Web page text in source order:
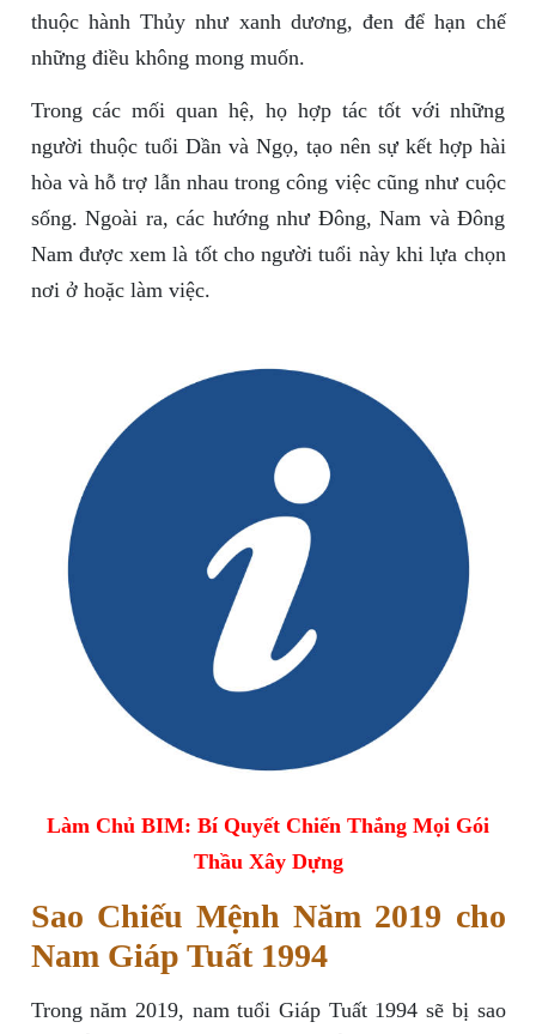
thuộc hành Thủy như xanh dương, đen để hạn chế
những điều không mong muốn.
Trong các mối quan hệ, họ hợp tác tốt với những
người thuộc tuổi Dần và Ngọ, tạo nên sự kết hợp hài
hòa và hỗ trợ lẫn nhau trong công việc cũng như cuộc
sống. Ngoài ra, các hướng như Đông, Nam và Đông
Nam được xem là tốt cho người tuổi này khi lựa chọn
nơi ở hoặc làm việc.
Làm Chủ BIM: Bí Quyết Chiến Thắng Mọi Gói
Thầu Xây Dựng
Sao Chiếu Mệnh Năm 2019 cho
Nam Giáp Tuất 1994
Trong năm 2019, nam tuổi Giáp Tuất 1994 sẽ bị sao